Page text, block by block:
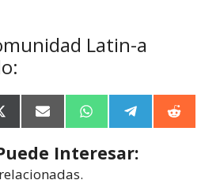
Latin-a
X
(
w
i
t
E
m
a
l
W
h
t
e
e
R
e
Interesar: